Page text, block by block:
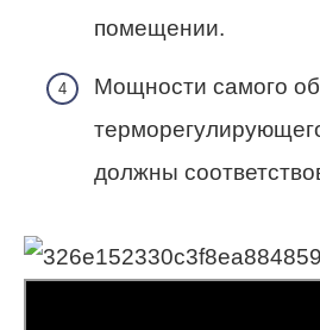
помещении.
Мощности самого
должны